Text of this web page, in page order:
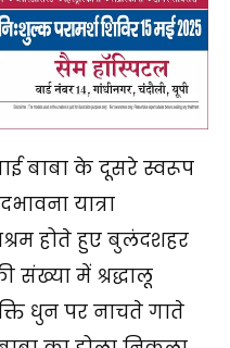
बाबा के दूसरे स्वरूप
यात्रा
होते हुए बुलंदशहर
संख्या में श्रद्धालू
धुन पर नाचते गाते